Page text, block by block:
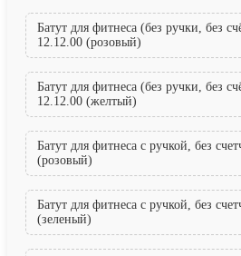
Батут для фитнеса (без ручки, без
12.12.00 (розовый)
Батут для фитнеса (без ручки, без
12.12.00 (желтый)
Батут для фитнеса с ручкой, без
(розовый)
Батут для фитнеса с ручкой, без
(зеленый)